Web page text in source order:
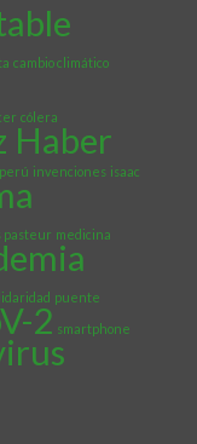
cambio climático
cólera
Haber
invenciones isaac
pasteur medicina
puente
2 smartphone